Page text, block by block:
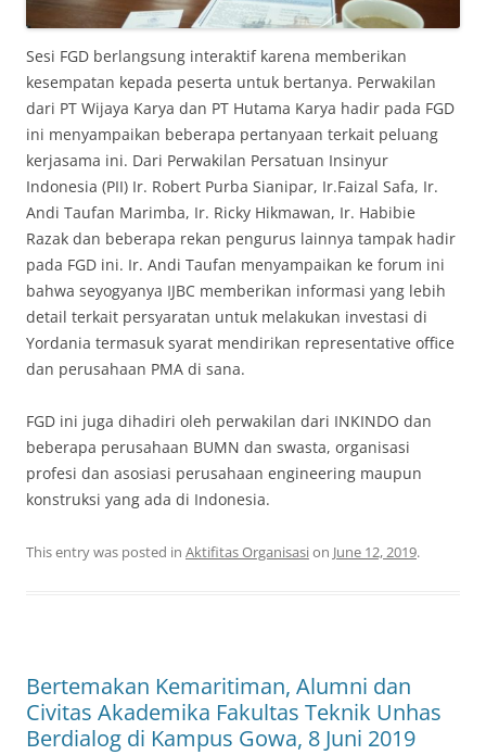
Sesi FGD berlangsung interaktif karena memberikan
kesempatan kepada peserta untuk bertanya. Perwakilan
dari PT Wijaya Karya dan PT Hutama Karya hadir pada FGD
ini menyampaikan beberapa pertanyaan terkait peluang
kerjasama ini. Dari Perwakilan Persatuan Insinyur
Indonesia (PII) Ir. Robert Purba Sianipar, Ir.Faizal Safa, Ir.
Andi Taufan Marimba, Ir. Ricky Hikmawan, Ir. Habibie
Razak dan beberapa rekan pengurus lainnya tampak hadir
pada FGD ini. Ir. Andi Taufan menyampaikan ke forum ini
bahwa seyogyanya IJBC memberikan informasi yang lebih
detail terkait persyaratan untuk melakukan investasi di
Yordania termasuk syarat mendirikan representative office
dan perusahaan PMA di sana.
FGD ini juga dihadiri oleh perwakilan dari INKINDO dan
beberapa perusahaan BUMN dan swasta, organisasi
profesi dan asosiasi perusahaan engineering maupun
konstruksi yang ada di Indonesia.
This entry was posted in Aktifitas Organisasion June 12, 2019.
Bertemakan Kemaritiman, Alumni dan
Civitas Akademika Fakultas Teknik Unhas
Berdialog di Kampus Gowa, 8 Juni 2019